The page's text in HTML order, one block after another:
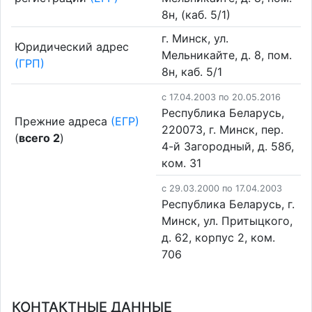
8н, (каб. 5/1)
Юридический адрес
(ГРП)
г. Минск, ул.
Мельникайте, д. 8, пом.
8н, каб. 5/1
Прежние адреса (ЕГР)
(всего 2)
c 17.04.2003 по 20.05.2016
Республика Беларусь,
220073, г. Минск, пер.
4-й Загородный, д. 58б,
ком. 31
c 29.03.2000 по 17.04.2003
Республика Беларусь, г.
Минск, ул. Притыцкого,
д. 62, корпус 2, ком.
706
КОНТАКТНЫЕ ДАННЫЕ